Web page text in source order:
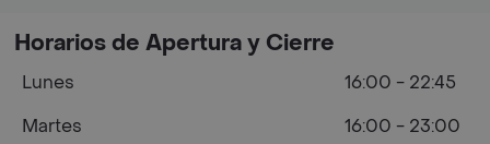
Horarios de Apertura y Cierre
Lunes
16:00 - 22:45
Martes
16:00 - 23:00